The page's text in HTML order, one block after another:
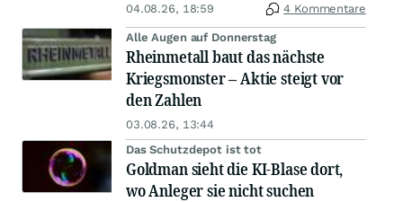
04.08.26, 18:59 4 Kommentare
Alle Augen auf Donnerstag
Rheinmetall baut das nächste
Kriegsmonster – Aktie steigt vor
den Zahlen
03.08.26, 13:44
Das Schutzdepot ist tot
Goldman sieht die KI-Blase dort,
wo Anleger sie nicht suchen